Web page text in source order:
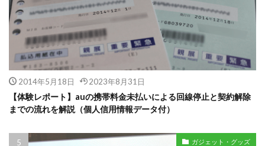
2014年5月18日 2023年8月31日
【体験レポート】auの携帯料金未払いによる回線停止と契約解除
までの流れを解説（個人信用情報データ付）
ガジェット・グッズ